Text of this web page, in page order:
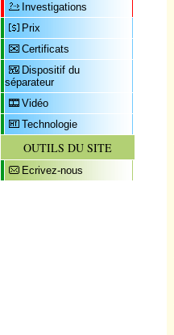
Investigations
Prix
Certificats
Dispositif du
séparateur
Vidéo
Technologie
OUTILS DU SITE
Ecrivez-nous